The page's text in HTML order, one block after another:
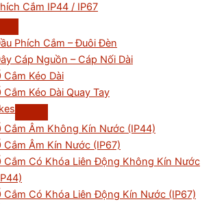
Cắm IP44 / IP67
Phích Cắm – Đuôi Đèn
Cáp Nguồn – Cáp Nối Dài
Cắm Kéo Dài
Cắm Kéo Dài Quay Tay
Cắm Âm Không Kín Nước (IP44)
Cắm Âm Kín Nước (IP67)
Cắm Có Khóa Liên Động Không Kín Nước
Cắm Có Khóa Liên Động Kín Nước (IP67)